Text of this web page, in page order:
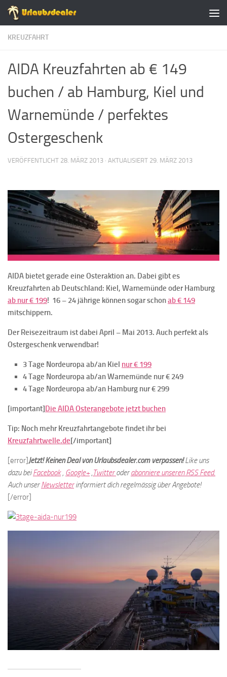
Zum Inhalt springen
KREUZFAHRT
AIDA Kreuzfahrten ab € 149
buchen / ab Hamburg, Kiel und
Warnemünde / perfektes
Ostergeschenk
VERÖFFENTLICHT 28. MÄRZ 2013 · AKTUALISIERT 29. MÄRZ 2013
AIDA bietet gerade eine Osteraktion an. Dabei gibt es
Kreuzfahrten ab Deutschland: Kiel, Warnemünde oder Hamburg
ab nur € 199! 16 – 24 jährige können sogar schonab € 149
mitschippern.
Der Reisezeitraum ist dabei April – Mai 2013. Auch perfekt als
Ostergeschenk verwendbar!
3 Tage Nordeuropa ab/an Kiel nur € 199
4 Tage Nordeuropa ab/an Warnemünde nur € 249
4 Tage Nordeuropa ab/an Hamburg nur € 299
[important] Die AIDA Osterangebote jetzt buchen
Tip: Noch mehr Kreuzfahrtangebote findet ihr bei
Kreuzfahrtwelle.de[/important]
[error] Jetzt! Keinen Deal von Urlaubsdealer.com verpassen!Like uns
dazu beiFacebook, Google+,Twitteroderabonniere unseren RSS Feed.
Auch unserNewsletterinformiert dich regelmässig über Angebote!
[/error]